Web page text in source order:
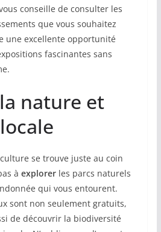
conseille de consulter les
que vous souhaitez
une excellente opportunité
fascinantes sans
nature et
se trouve juste au coin
à explorerles parcs naturels
qui vous entourent.
sont non seulement gratuits,
de découvrir la biodiversité